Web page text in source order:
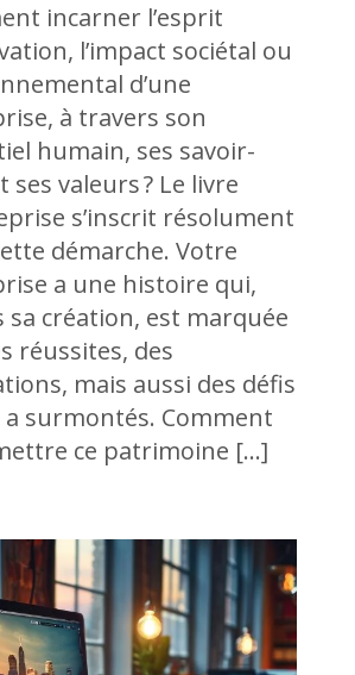
incarner l’esprit
l’impact sociétal ou
d’une
à travers son
humain, ses savoir-
ses valeurs ? Le livre
s’inscrit résolument
démarche. Votre
a une histoire qui,
sa création, est marquée
réussites, des
mais aussi des défis
a surmontés. Comment
ce patrimoine […]